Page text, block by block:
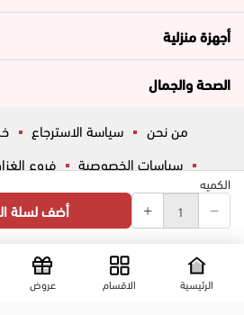
الكميه
أضف لسلة
أجهزة منزلية
الصحة والجمال
من نحن سياسة الاسترجاع
سياسات الخصوصية
فروع
المساعدة
ڤاليو
شارع المكاتب, الزقازيق , الشرقية, مصر عرض
الرئيسية الاقسام عروض